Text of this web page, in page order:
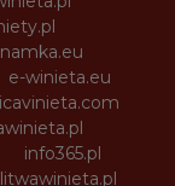
e-winieta.eu
info365.pl
litwawinieta.pl